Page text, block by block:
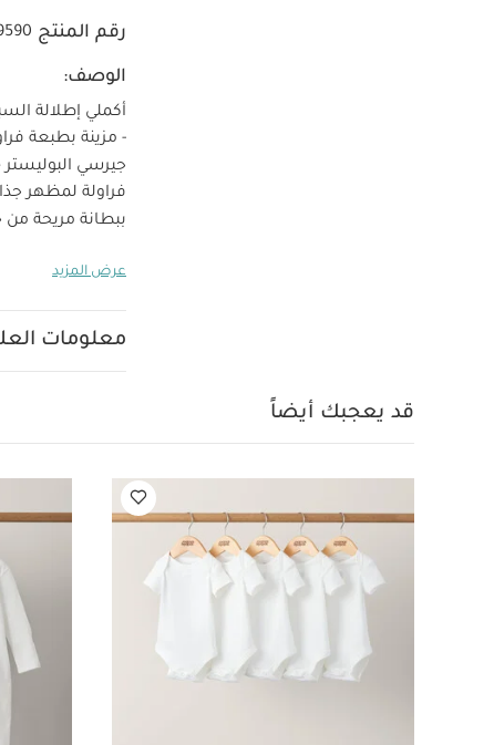
رقم المنتج
الوصف:
أكملي إطلالة
جيرسي البوليستر
فراولة لمظهر
ببطانة مريحة من
البطانة: 100% بوليستر
الداخل للخارج
عرض المزيد
معلومات
قد يعجبك أيضاً